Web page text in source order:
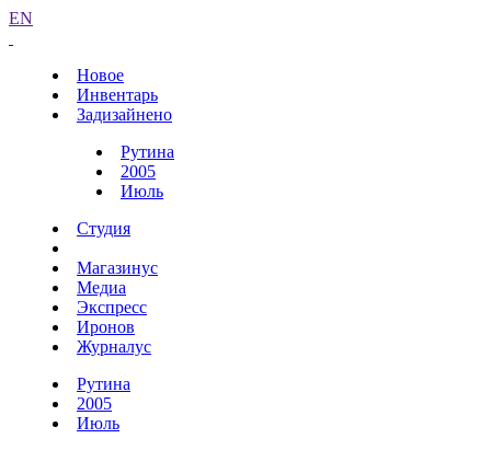
EN
Новое
Инвентарь
Задизайнено
Рутина
2005
Июль
Студия
Магазинус
Медиа
Экспресс
Иронов
Журналус
Рутина
2005
Июль